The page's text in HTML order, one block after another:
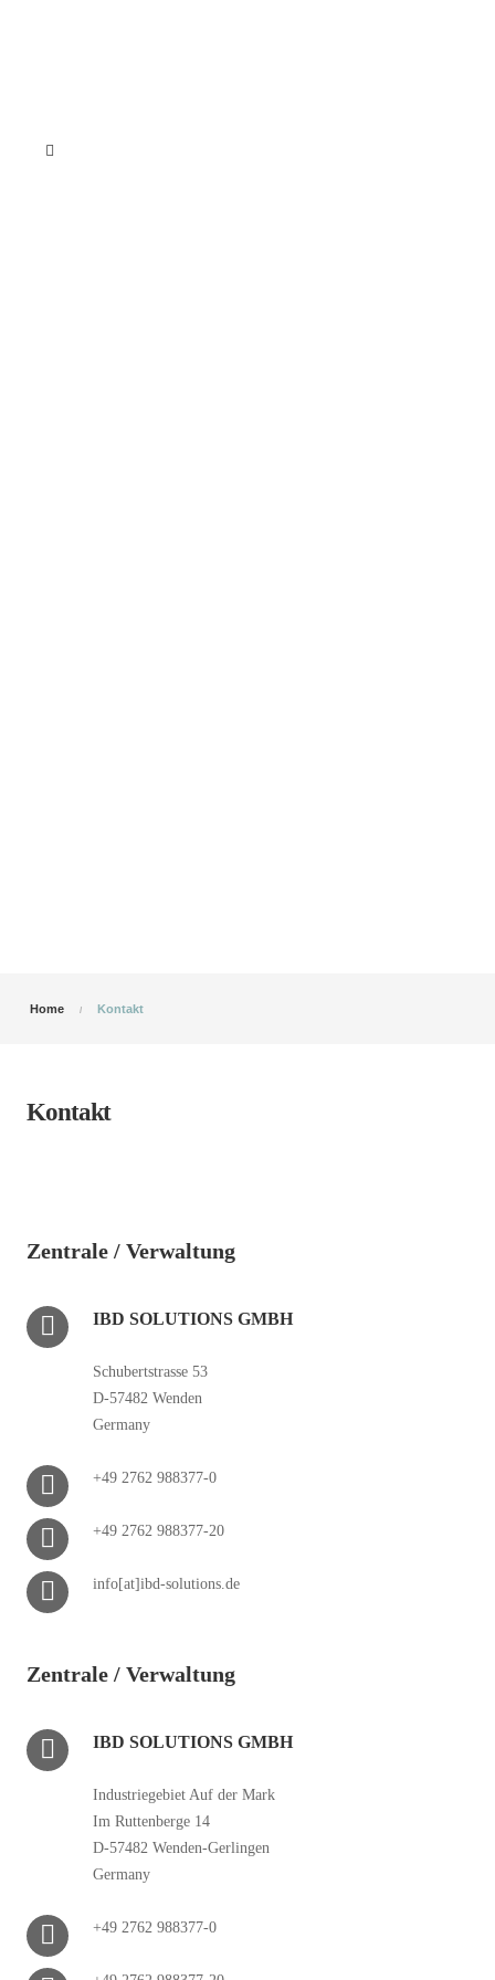
Home Kontakt
Kontakt
Zentrale / Verwaltung
IBD SOLUTIONS GMBH
Schubertstrasse 53
D-57482 Wenden
Germany
+49 2762 988377-0
+49 2762 988377-20
info[at]ibd-solutions.de
Zentrale / Verwaltung
IBD SOLUTIONS GMBH
Industriegebiet Auf der Mark
Im Ruttenberge 14
D-57482 Wenden-Gerlingen
Germany
+49 2762 988377-0